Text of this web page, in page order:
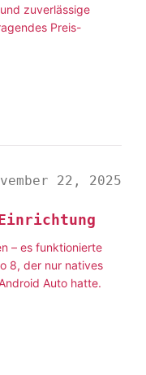
zuverlässige
Preis-
22, 2025
– es funktionierte
8, der nur natives
Auto hatte.